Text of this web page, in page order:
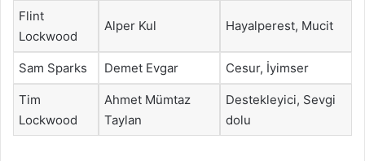
Flint
Lockwood
Alper Kul Hayalperest, Mucit
Sam Sparks Demet Evgar Cesur, İyimser
Tim
Lockwood
Ahmet Mümtaz
Taylan
Destekleyici, Sevgi
dolu